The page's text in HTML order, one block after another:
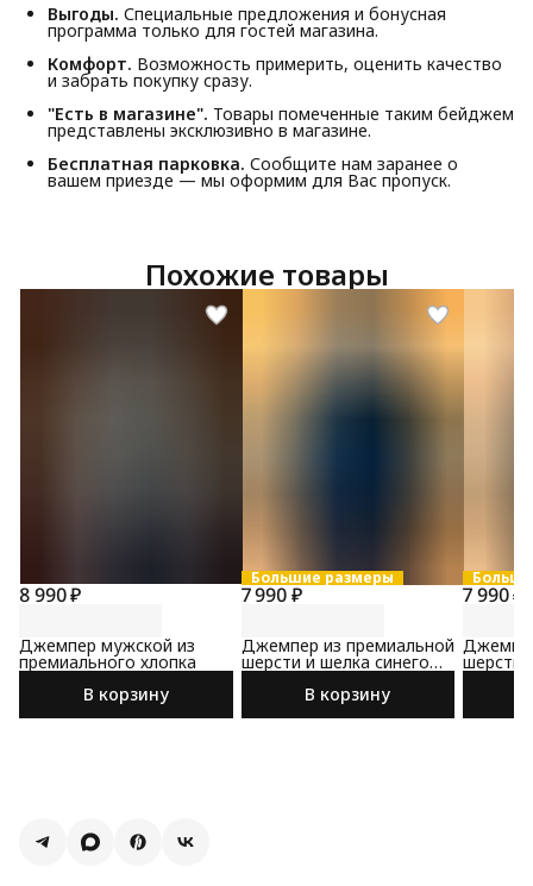
Выгоды. Специальные предложения и бонусная
программа только для гостей магазина.
Комфорт. Возможность примерить, оценить качество
и забрать покупку сразу.
"Есть в магазине". Товары помеченные таким бейджем
представлены эксклюзивно в магазине.
Бесплатная парковка. Сообщите нам заранее о
вашем приезде — мы оформим для Вас пропуск.
Похожие товары
8 990 ₽
Джемпер мужской из
премиального хлопка
В корзину
Большие размеры
7 990 ₽
Джемпер из премиальной
шерсти и шелка синего
цвета
В корзину
7 990 ₽
шерсти
цвета